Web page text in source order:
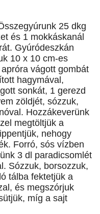
25 dkg
és 1 mokkáskanál
Gyúródeszkán
10 x 10 cm-es
vágott gombát
hagymával,
sonkát, 1 gerezd
zöldjét, sózzuk,
Hozzákeverünk
megtöltjük a
nehogy
Forró, sós vízben
3 dl paradicsomlét
Sózzuk, borsozzuk,
tálba fektetjük a
és megszórjuk
míg a sajt